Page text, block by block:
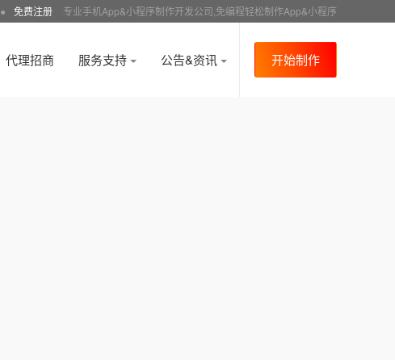
● 免费注册 专业手机App&小程序制作开发公司,免编程轻松制作App&小程序
代理招商 服务支持 公告&资讯 开始制作